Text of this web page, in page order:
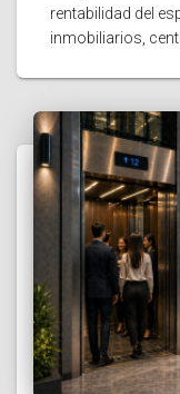
rentabilidad del
inmobiliarios,